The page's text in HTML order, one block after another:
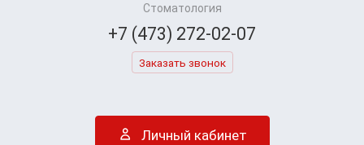
Стоматология
+7 (473) 272-02-07
Заказать звонок
Личный кабинет